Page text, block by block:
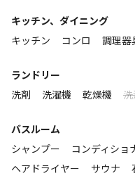
・シャワールーム
5,500円/泊で利用可能です
・薪
1束2,200円で販売しており
す。
～その他注意点～
キッチン、ダイニング
キッチン
コンロ 調理器
ランドリー
洗剤
洗濯機 乾燥機
バスルーム
シャンプー
コンディショ
ヘアドライヤー
サウナ
ッグテーブルが中心。
む、温かな時間が流れ
れるでしょう。
2階へと足を運べば、プ
大人数の宿泊でも一人
っかりと確保しています。
まったり
落ち着く